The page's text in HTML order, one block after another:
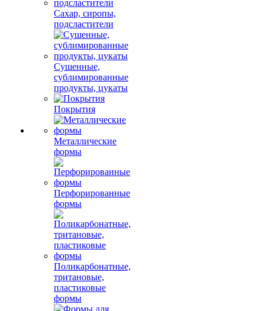
Сахар, сиропы,
подсластители
Сушенные,
сублимированные
продукты, цукаты
Покрытия
Металлические
формы
Перфорированные
формы
Поликарбонатные,
тритановые,
пластиковые
формы